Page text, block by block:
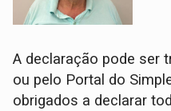
A declaração pode ser
ou pelo Portal do
obrigados a declarar